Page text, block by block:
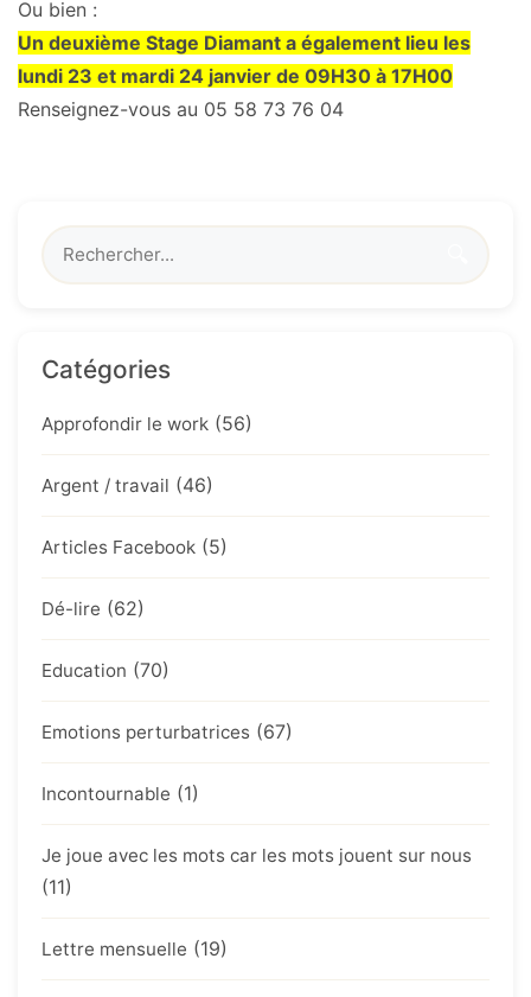
Ou bien :
Un deuxième Stage Diamant a également lieu les
lundi 23 et mardi 24 janvier de 09H30 à 17H00
Renseignez-vous au 05 58 73 76 04
Catégories
Approfondir le work (56)
Argent / travail (46)
Articles Facebook (5)
Dé-lire (62)
Education (70)
Emotions perturbatrices (67)
Incontournable (1)
Je joue avec les mots car les mots jouent sur nous
(11)
Lettre mensuelle (19)